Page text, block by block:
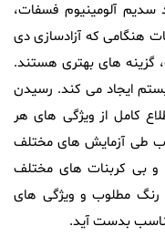
سدیم آلومینیوم فسفات،
هنگامی که آزادسازی دی
گزینه های بهتری هستند.
ایجاد می کند. رسیدن
کامل از ویژگی های هر
طی آزمایش های مختلف
و بی کربنات های مختلف
مطلوب و ویژگی های
مناسب بدست آید.